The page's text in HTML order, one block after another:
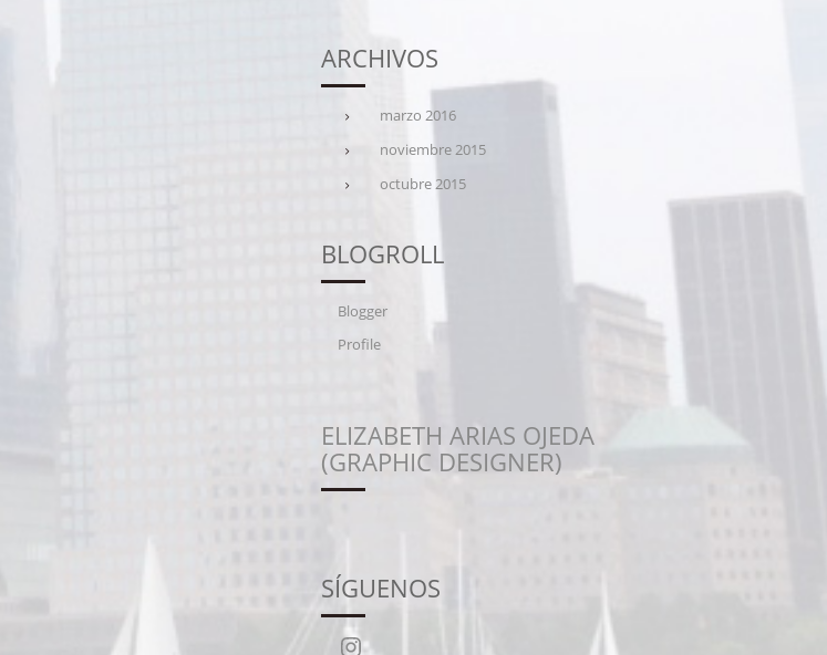
ARCHIVOS
marzo 2016
noviembre 2015
octubre 2015
BLOGROLL
Blogger
Profile
ELIZABETH ARIAS OJEDA
(GRAPHIC DESIGNER)
SÍGUENOS
Instagram